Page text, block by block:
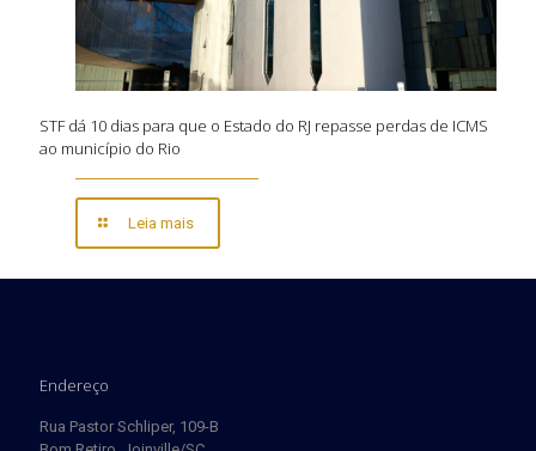
STF dá 10 dias para que o Estado do RJ repasse perdas de ICMS
ao município do Rio
Leia mais
Endereço
Rua Pastor Schliper, 109-B